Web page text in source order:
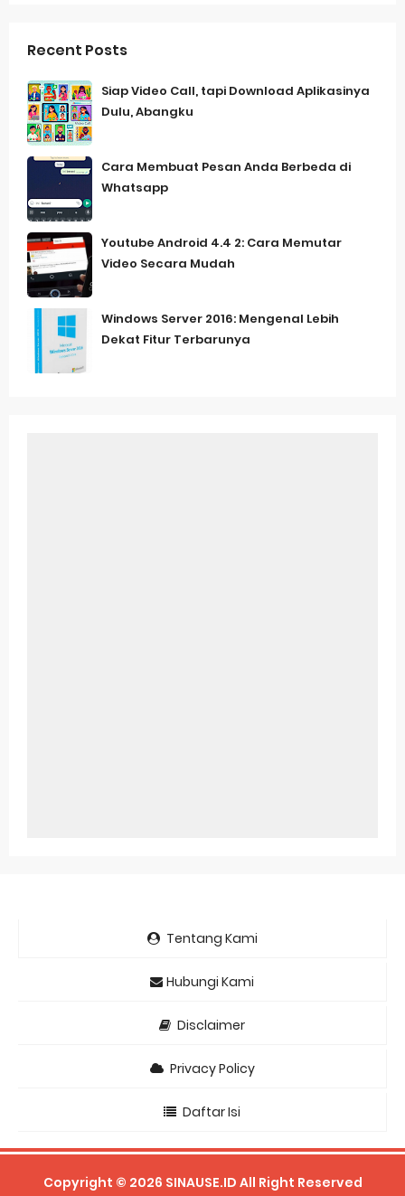
Recent Posts
Siap Video Call, tapi Download Aplikasinya
Dulu, Abangku
Cara Membuat Pesan Anda Berbeda di
Whatsapp
Youtube Android 4.4 2: Cara Memutar
Video Secara Mudah
Windows Server 2016: Mengenal Lebih
Dekat Fitur Terbarunya
Tentang Kami
Hubungi Kami
Disclaimer
Privacy Policy
Daftar Isi
Copyright © 2026 SINAUSE.ID All Right Reserved